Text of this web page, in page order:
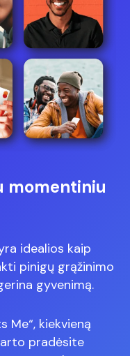
momentiniu
idealios kaip
pinigų grąžinimo
gyvenimą.
Me“, kiekvieną
pradėsite